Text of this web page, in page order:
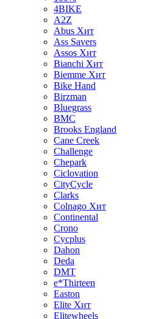
4BIKE
A2Z
Abus Хит
Ass Savers
Assos Хит
Bianchi Хит
Biemme Хит
Bike Hand
Birzman
Bluegrass
BMC
Brooks England
Cane Creek
Challenge
Chepark
Ciclovation
CityCycle
Clarks
Colnago Хит
Continental
Crono
Cycplus
Dahon
Deda
DMT
e*Thirteen
Easton
Elite Хит
Elitewheels